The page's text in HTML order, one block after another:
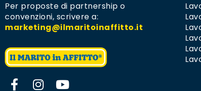
Per proposte di partnership o
convenzioni, scrivere a:
marketing@ilmaritoinaffitto.it